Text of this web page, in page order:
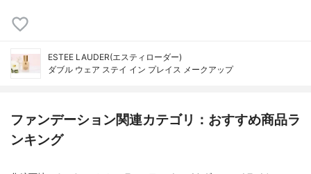
ESTEE LAUDER(エスティローダー)
ダブル ウェア ステイ イン プレイス メークアップ
ファンデーション関連カテゴリ：おすすめ商品ラ
ンキング